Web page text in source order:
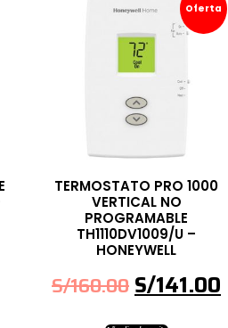
Oferta
TERMOSTATO PRO 1000
VERTICAL NO
PROGRAMABLE
TH1110DV1009/U –
HONEYWELL
S/160.00S/141.00